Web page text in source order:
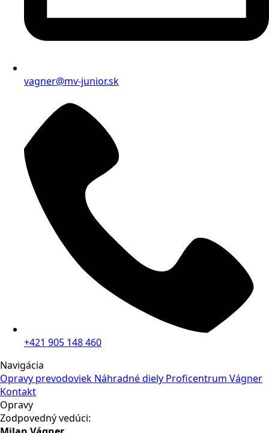
vagner@mv-junior.sk
+421 905 148 460
Navigácia
Opravy prevodoviek Náhradné diely Proficentrum Vágner
Kontakt
Opravy
Zodpovedný vedúci: